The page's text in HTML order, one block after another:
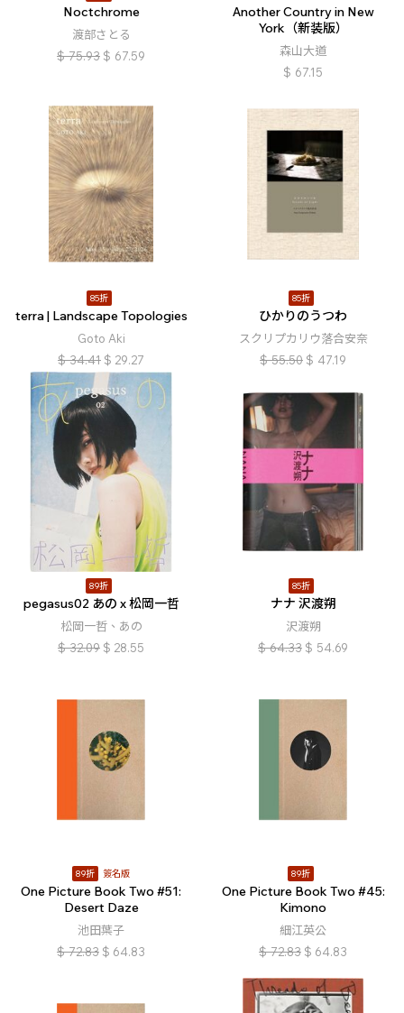
Noctchrome
渡部さとる
$ 75.93 $ 67.59
Another Country in New
York（新装版）
森山大道
$ 67.15
85折
terra | Landscape Topologies
Goto Aki
$ 34.41 $ 29.27
85折
ひかりのうつわ
スクリプカリウ落合安奈
$ 55.50 $ 47.19
89折
pegasus02 あの x 松岡一哲
松岡一哲、あの
$ 32.09 $ 28.55
85折
ナナ 沢渡朔
沢渡朔
$ 64.33 $ 54.69
89折 簽名版
One Picture Book Two #51:
Desert Daze
池田葉子
$ 72.83 $ 64.83
89折
One Picture Book Two #45:
Kimono
細江英公
$ 72.83 $ 64.83